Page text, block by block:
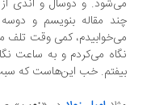
و دوسال و اندی از
مقاله بنویسم و دوسه
کمی وقت تلف
می‌کردم و به ساعت نگاه
خب این‌هاست که سببِ